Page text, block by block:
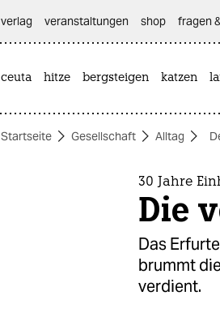
themen
verlag
veranstaltungen shop fragen
ceuta hitze bergsteigen katzen
Startseite Gesellschaft Alltag
30 Jahre
Die
Das
brummt
verdient.